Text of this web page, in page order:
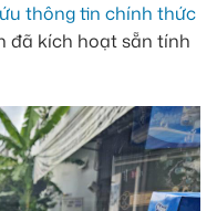
thông tin chính thức
đã kích hoạt sẵn tính